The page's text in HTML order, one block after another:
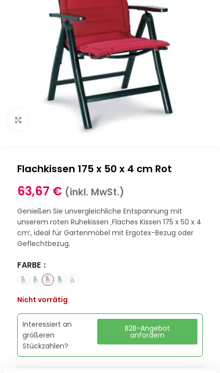
Klick zum Vergrößern
Flachkissen 175 x 50 x 4 cm Rot
63,67 € (inkl. MwSt.)
Genießen Sie unvergleichliche Entspannung mit
unserem roten Ruhekissen ‚Flaches Kissen 175 x 50 x 4
cm‘, ideal für Gartenmöbel mit Ergotex-Bezug oder
Geflechtbezug.
FARBE
Nicht vorrätig
Interessiert an
größeren
Stückzahlen?
B2B-Angebot
anfordern